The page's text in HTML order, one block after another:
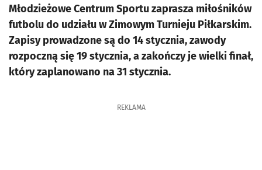
Młodzieżowe Centrum Sportu zaprasza miłośników
futbolu do udziału w Zimowym Turnieju Piłkarskim.
Zapisy prowadzone są do 14 stycznia, zawody
rozpoczną się 19 stycznia, a zakończy je wielki finał,
który zaplanowano na 31 stycznia.
REKLAMA